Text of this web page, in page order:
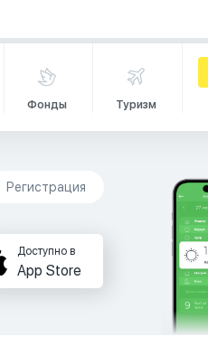
Фонды Туризм
Регистрация
Доступно в
App Store